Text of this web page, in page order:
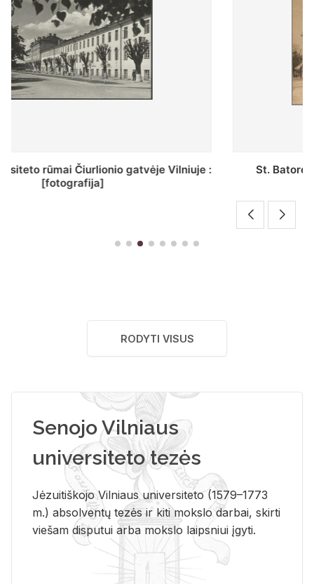
St. Batoro universiteto J. Pilsudskio kolegija :
RODYTI VISUS
Senojo Vilniaus
universiteto tezės
Jėzuitiškojo Vilniaus universiteto (1579–1773
m.) absolventų tezės ir kiti mokslo darbai, skirti
viešam disputui arba mokslo laipsniui įgyti.